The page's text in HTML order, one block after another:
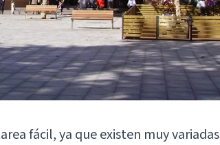
fácil, ya que existen muy variadas